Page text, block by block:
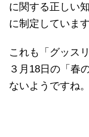
に関する正しい
に制定しています
これも「グッス
３月18日の「春
ないようですね。